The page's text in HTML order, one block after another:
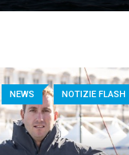
NEWS NOTIZIE FLASH